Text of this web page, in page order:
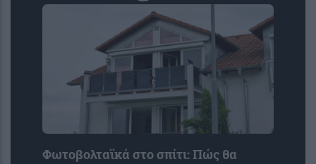
Φωτοβολταϊκά στο σπίτι: Πώς θα